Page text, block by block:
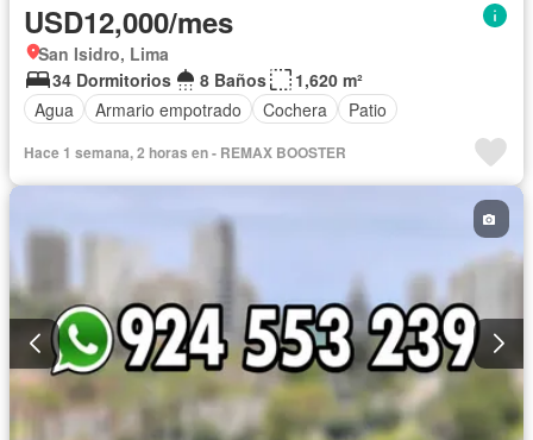
USD12,000/mes
San Isidro, Lima
34 Dormitorios
8 Baños
1,620 m²
Agua
Armario empotrado Cochera Patio
Hace 1 semana, 2 horas en - REMAX BOOSTER